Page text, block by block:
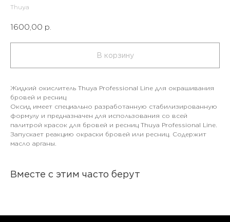
Thuya
1600,00 р.
В корзину
Жидкий окислитель Thuya Professional Line для окрашивания
бровей и ресниц
Оксид имеет специально разработанную стабилизированную
формулу и предназначен для использования со всей
палитрой красок для бровей и ресниц Thuya Professional Line.
Запускает реакцию окраски бровей или ресниц. Содержит
масло арганы.
Вместе с этим часто берут